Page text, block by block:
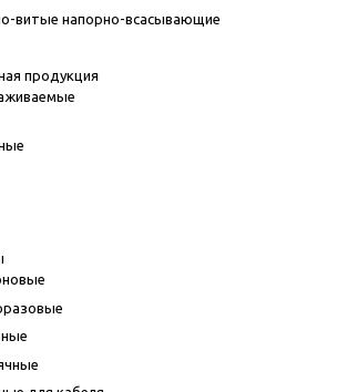
витые напорно-всасывающие
продукция